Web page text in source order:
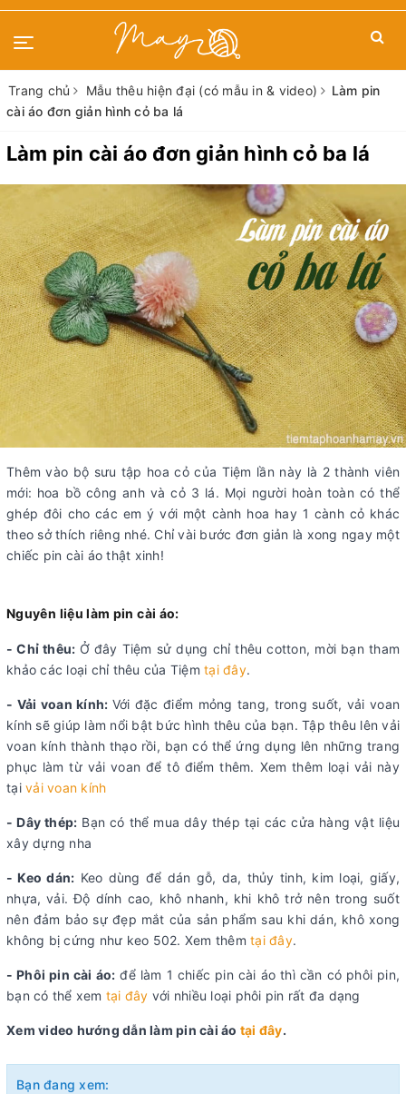
Trang chủ Mẫu thêu hiện đại (có mẫu in & video)
Làm pin
cài áo đơn giản hình cỏ ba lá
Làm pin cài áo đơn giản hình cỏ ba lá
Thêm vào bộ sưu tập hoa cỏ của Tiệm lần này là 2 thành viên
mới: hoa bồ công anh và cỏ 3 lá. Mọi người hoàn toàn có thể
ghép đôi cho các em ý với một cành hoa hay 1 cành cỏ khác
theo sở thích riêng nhé. Chỉ vài bước đơn giản là xong ngay một
chiếc pin cài áo thật xinh!
Nguyên liệu làm pin cài áo:
- Chỉ thêu: Ở đây Tiệm sử dụng chỉ thêu cotton, mời bạn tham
khảo các loại chỉ thêu của Tiệm tại đây.
- Vải voan kính: Với đặc điểm mỏng tang, trong suốt, vải voan
kính sẽ giúp làm nổi bật bức hình thêu của bạn. Tập thêu lên vải
voan kính thành thạo rồi, bạn có thể ứng dụng lên những trang
phục làm từ vải voan để tô điểm thêm. Xem thêm loại vải này
tại vải voan kính
- Dây thép: Bạn có thể mua dây thép tại các cửa hàng vật liệu
xây dựng nha
- Keo dán: Keo dùng để dán gỗ, da, thủy tinh, kim loại, giấy,
nhựa, vải. Độ dính cao, khô nhanh, khi khô trở nên trong suốt
nên đảm bảo sự đẹp mắt của sản phẩm sau khi dán, khô xong
không bị cứng như keo 502. Xem thêm tại đây.
- Phôi pin cài áo: để làm 1 chiếc pin cài áo thì cần có phôi pin,
bạn có thể xem tại đây với nhiều loại phôi pin rất đa dạng
Xem video hướng dẫn làm pin cài áo tại đây.
Bạn đang xem: